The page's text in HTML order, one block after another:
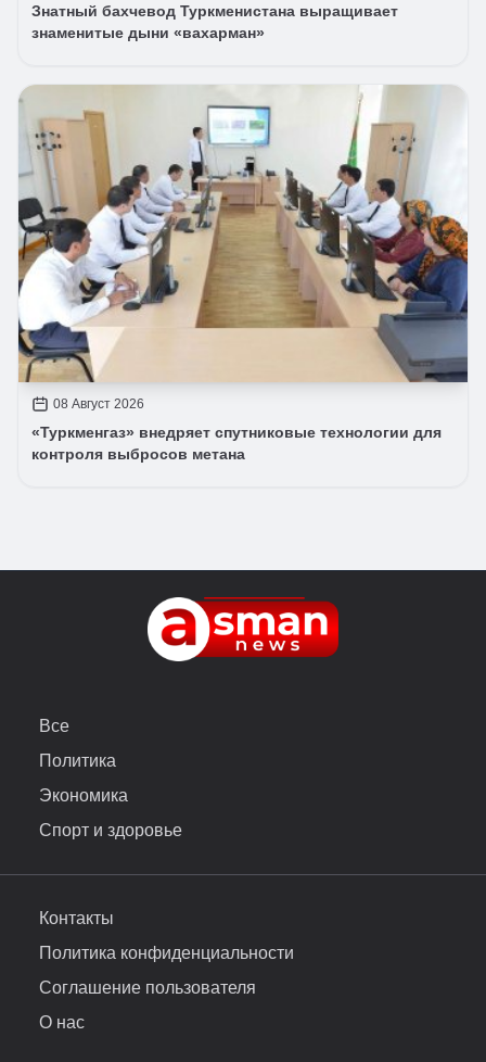
Знатный бахчевод Туркменистана выращивает
знаменитые дыни «вахарман»
08 Август 2026
«Туркменгаз» внедряет спутниковые технологии для
контроля выбросов метана
Все
Политика
Экономика
Спорт и здоровье
Контакты
Политика конфиденциальности
Соглашение пользователя
О нас